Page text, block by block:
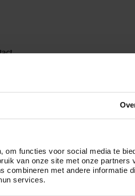
functies voor social media te
van onze site met onze partners
combineren met andere informatie
services.